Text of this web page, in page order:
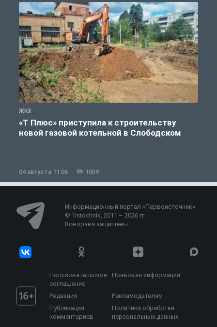
ЖКХ
«Т Плюс» приступила к строительству
новой газовой котельной в Слободском
04 августа 11:06 1059
Информационный портал «Первоисточник»
© 1istochnik, 2011 – 2026 гг.
Все права защищены
Пользовательское
соглашение
Правовая информация
Редакция
Рекламодателям
Публикация
комментариев
Политика обработки
персональных данных